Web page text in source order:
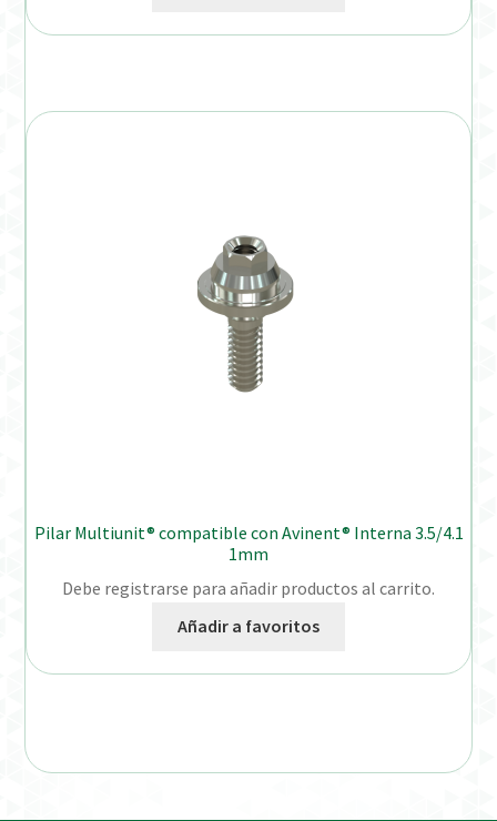
Pilar Multiunit® compatible con Avinent® Interna 3.5/4.1
1mm
Debe registrarse para añadir productos al carrito.
Añadir a favoritos